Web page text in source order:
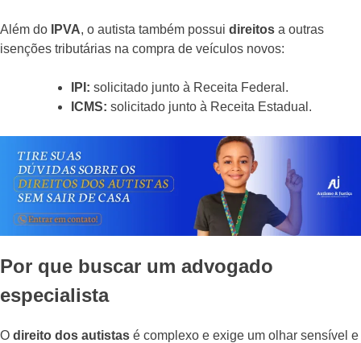
Além do IPVA, o autista também possui direitos a outras
isenções tributárias na compra de veículos novos:
IPI: solicitado junto à Receita Federal.
ICMS: solicitado junto à Receita Estadual.
Por que buscar um advogado
especialista
O direito dos autistas é complexo e exige um olhar sensível e